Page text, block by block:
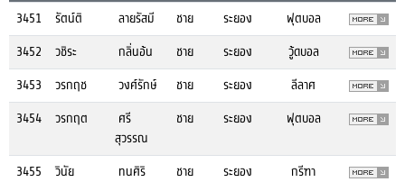
3451
รัตน์ติ ลายรัสมี ชาย ระยอง
ฟุตบอล
3452
วชิระ กลิ่นอ้น ชาย ระยอง
วู้ดบอล
3453
วรกฤช วงศ์รักษ์ ชาย ระยอง
ลีลาศ
3454
วรกฤต
ศรี
สุวรรณ
ชาย ระยอง ฟุตบอล
3455 วินัย ทนศิริ ชาย ระยอง
กรีฑา